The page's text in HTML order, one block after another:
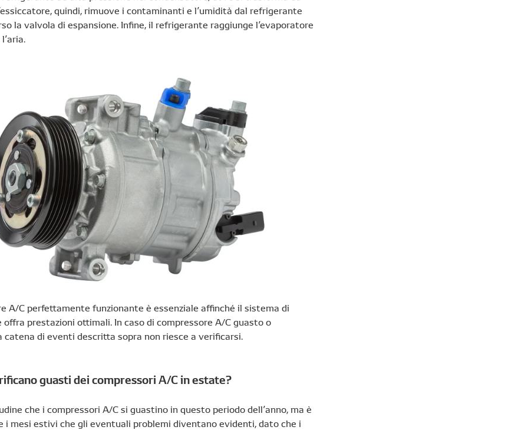
quindi, rimuove i contaminanti e l’umidità dal refrigerante
la valvola di espansione. Infine, il refrigerante raggiunge l’evaporatore
A/C perfettamente funzionante è essenziale affinché il sistema di
offra prestazioni ottimali. In caso di compressore A/C guasto o
catena di eventi descritta sopra non riesce a verificarsi.
guasti dei compressori A/C in estate?
che i compressori A/C si guastino in questo periodo dell’anno, ma è
i mesi estivi che gli eventuali problemi diventano evidenti, dato che i